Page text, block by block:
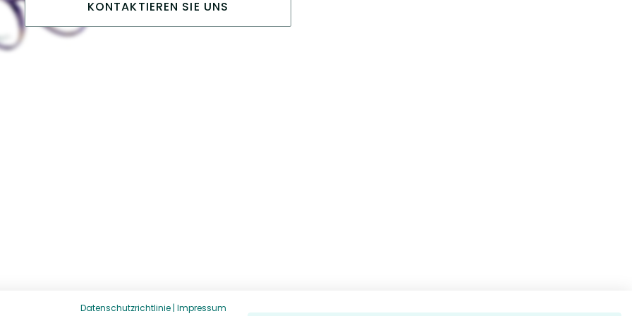
KONTAKTIEREN SIE UNS
Datenschutzrichtlinie | Impressum